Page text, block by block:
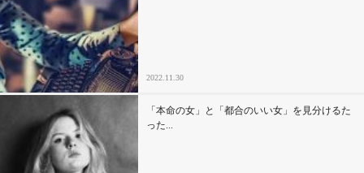
2022.11.30
「本命の女」と「都合のいい女」を見分けるた
った...